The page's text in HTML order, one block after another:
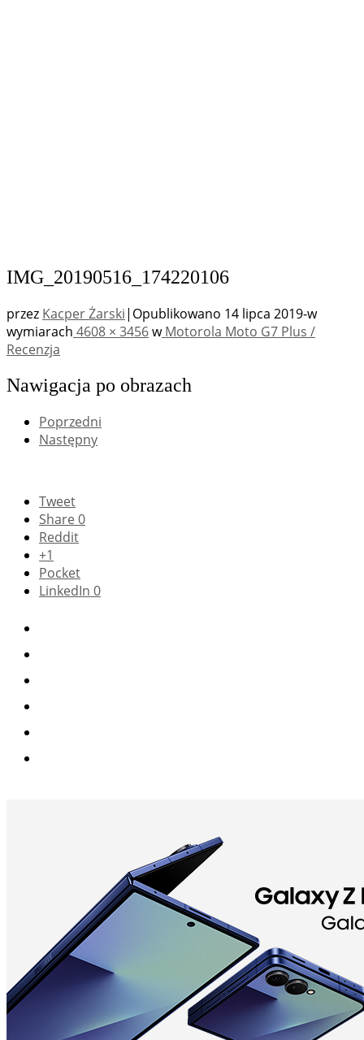
IMG_20190516_174220106
przez Kacper Żarski| Opublikowano 14 lipca 2019-w
wymiarach 4608 × 3456wMotorola Moto G7 Plus /
Recenzja
Nawigacja po obrazach
Poprzedni
Następny
Tweet
Share 0
Reddit
+1
Pocket
LinkedIn 0